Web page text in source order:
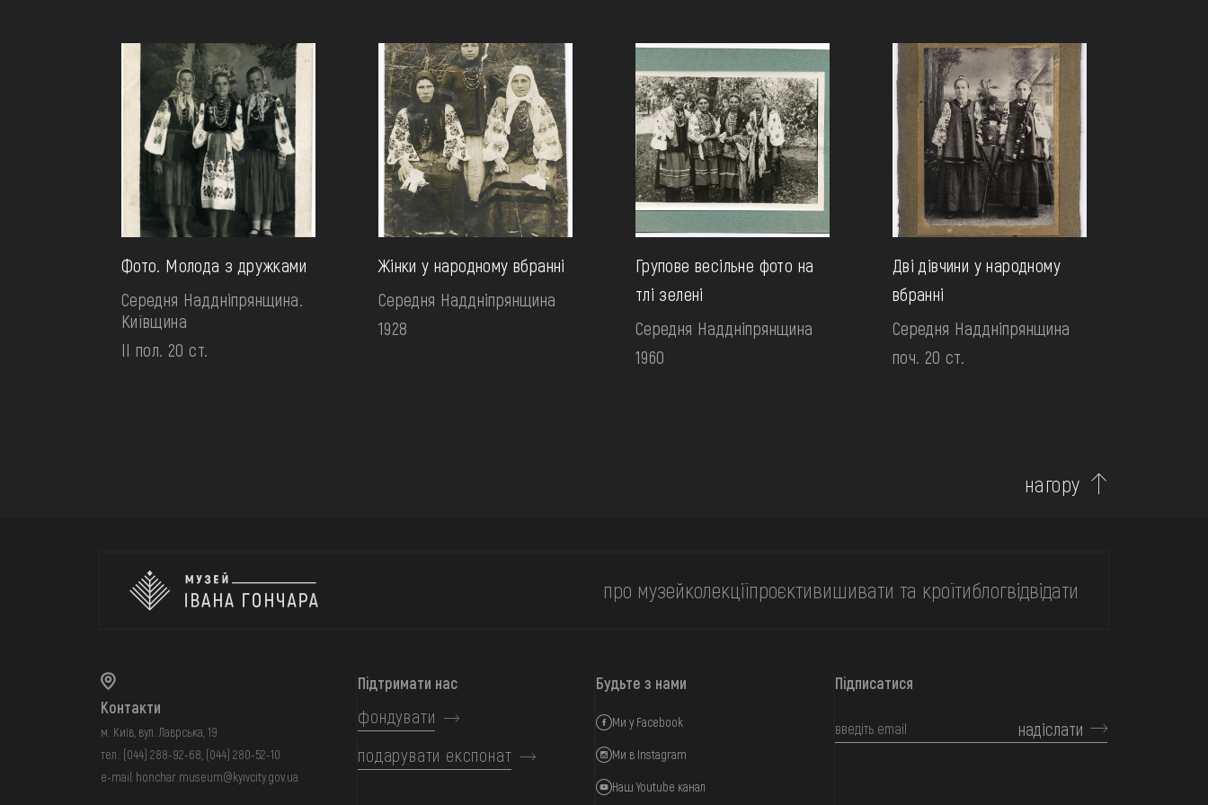
Фото. Молода з дружками
Середня Наддніпрянщина.
Київщина
II пол. 20 ст.
Жінки у народному вбранні
Середня Наддніпрянщина
1928
Групове весільне фото на
тлі зелені
Середня Наддніпрянщина
1960
Дві дівчини у народному
вбранні
Середня Наддніпрянщина
поч. 20 ст.
нагору
про музейколекціїпроєктивишивати та кроїтиблогвідвідати
Контакти
м. Київ, вул. Лаврська, 19
тел.: (044) 288-92-68 (044) 280-52-10
e-mail: honchar.museum@kyivcity.gov.ua
Підтримати нас
фондувати
подарувати експонат
Будьте з нами
Ми у Facebook
Ми в Instagram
Наш Youtube канал
Підписатися
надіслати